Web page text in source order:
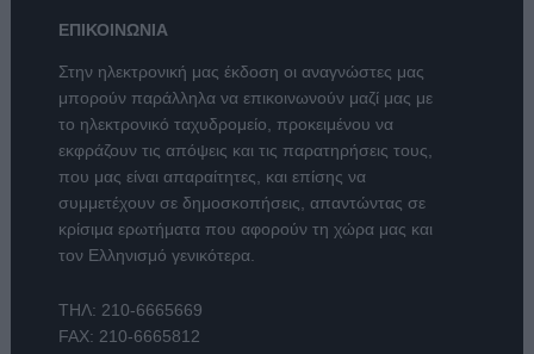
ΕΠΙΚΟΙΝΩΝΙΑ
Στην ηλεκτρονική μας έκδοση οι αναγνώστες μας
μπορούν παράλληλα να επικοινωνούν μαζί μας με
το ηλεκτρονικό ταχυδρομείο, προκειμένου να
εκφράζουν τις απόψεις και τις παρατηρήσεις τους,
που μας είναι απαραίτητες, και επίσης να
συμμετέχουν σε δημοσκοπήσεις, απαντώντας σε
κρίσιμα ερωτήματα που αφορούν τη χώρα μας και
τον Ελληνισμό γενικότερα.
ΤΗΛ: 210-6665669
FAX: 210-6665812